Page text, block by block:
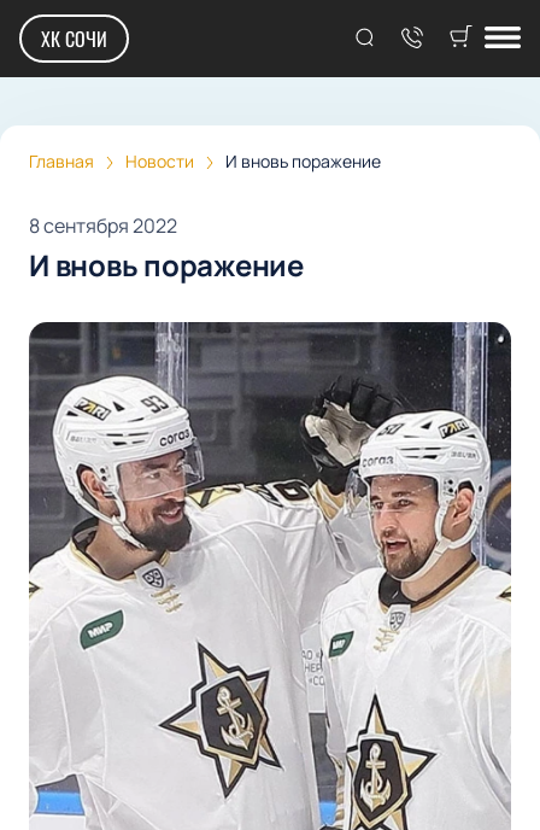
ХК СОЧИ
Главная Новости И вновь поражение
8 сентября 2022
И вновь поражение